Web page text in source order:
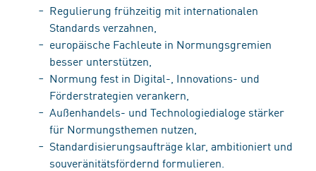
Regulierung frühzeitig mit internationalen
Standards verzahnen,
europäische Fachleute in Normungsgremien
besser unterstützen,
Normung fest in Digital-, Innovations- und
Förderstrategien verankern,
Außenhandels- und Technologiedialoge stärker
für Normungsthemen nutzen,
Standardisierungsaufträge klar, ambitioniert und
souveränitätsfördernd formulieren.